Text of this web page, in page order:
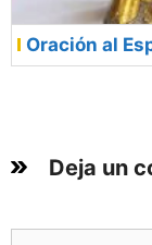
Oración al
Deja un